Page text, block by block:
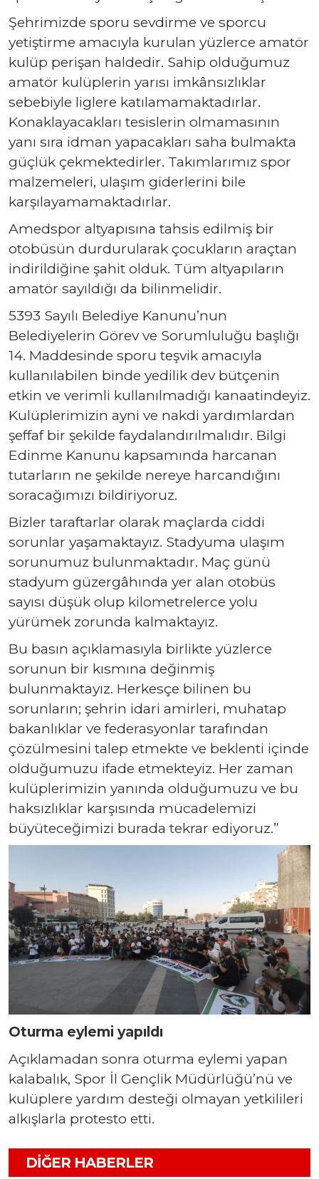
Şehrimizde sporu sevdirme ve sporcu
yetiştirme amacıyla kurulan yüzlerce amatör
kulüp perişan haldedir. Sahip olduğumuz
amatör kulüplerin yarısı imkânsızlıklar
sebebiyle liglere katılamamaktadırlar.
Konaklayacakları tesislerin olmamasının
yanı sıra idman yapacakları saha bulmakta
güçlük çekmektedirler. Takımlarımız spor
malzemeleri, ulaşım giderlerini bile
karşılayamamaktadırlar.
Amedspor altyapısına tahsis edilmiş bir
otobüsün durdurularak çocukların araçtan
indirildiğine şahit olduk. Tüm altyapıların
amatör sayıldığı da bilinmelidir.
5393 Sayılı Belediye Kanunu’nun
Belediyelerin Görev ve Sorumluluğu başlığı
14. Maddesinde sporu teşvik amacıyla
kullanılabilen binde yedilik dev bütçenin
etkin ve verimli kullanılmadığı kanaatindeyiz.
Kulüplerimizin ayni ve nakdi yardımlardan
şeffaf bir şekilde faydalandırılmalıdır. Bilgi
Edinme Kanunu kapsamında harcanan
tutarların ne şekilde nereye harcandığını
soracağımızı bildiriyoruz.
Bizler taraftarlar olarak maçlarda ciddi
sorunlar yaşamaktayız. Stadyuma ulaşım
sorunumuz bulunmaktadır. Maç günü
stadyum güzergâhında yer alan otobüs
sayısı düşük olup kilometrelerce yolu
yürümek zorunda kalmaktayız.
Bu basın açıklamasıyla birlikte yüzlerce
sorunun bir kısmına değinmiş
bulunmaktayız. Herkesçe bilinen bu
sorunların; şehrin idari amirleri, muhatap
bakanlıklar ve federasyonlar tarafından
çözülmesini talep etmekte ve beklenti içinde
olduğumuzu ifade etmekteyiz. Her zaman
kulüplerimizin yanında olduğumuzu ve bu
haksızlıklar karşısında mücadelemizi
büyüteceğimizi burada tekrar ediyoruz.”
Oturma eylemi yapıldı
Açıklamadan sonra oturma eylemi yapan
kalabalık, Spor İl Gençlik Müdürlüğü’nü ve
kulüplere yardım desteği olmayan yetkilileri
alkışlarla protesto etti.
DIĞER HABERLER